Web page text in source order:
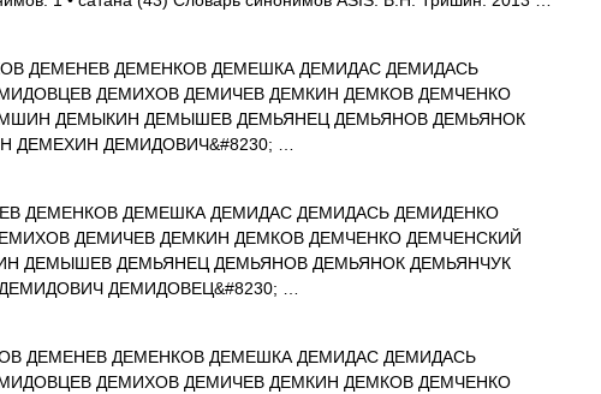
ДЕМЕНЕВ ДЕМЕНКОВ ДЕМЕШКА ДЕМИДАС ДЕМИДАСЬ
ДЕМИХОВ ДЕМИЧЕВ ДЕМКИН ДЕМКОВ ДЕМЧЕНКО
ДЕМЫКИН ДЕМЫШЕВ ДЕМЬЯНЕЦ ДЕМЬЯНОВ ДЕМЬЯНОК
ДЕМИДОВИЧ&#8230; …
ДЕМЕНКОВ ДЕМЕШКА ДЕМИДАС ДЕМИДАСЬ ДЕМИДЕНКО
ДЕМИЧЕВ ДЕМКИН ДЕМКОВ ДЕМЧЕНКО ДЕМЧЕНСКИЙ
ДЕМЫШЕВ ДЕМЬЯНЕЦ ДЕМЬЯНОВ ДЕМЬЯНОК ДЕМЬЯНЧУК
ДЕМИДОВЕЦ&#8230; …
ДЕМЕНЕВ ДЕМЕНКОВ ДЕМЕШКА ДЕМИДАС ДЕМИДАСЬ
ДЕМИХОВ ДЕМИЧЕВ ДЕМКИН ДЕМКОВ ДЕМЧЕНКО